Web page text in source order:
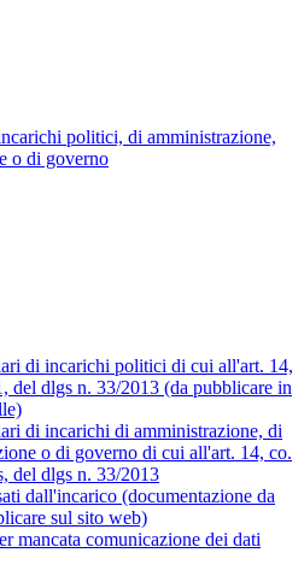
politici, di amministrazione,
o di governo
di incarichi politici di cui all'art. 14,
del dlgs n. 33/2013 (da pubblicare in
di incarichi di amministrazione, di
o di governo di cui all'art. 14, co.
del dlgs n. 33/2013
dall'incarico (documentazione da
sul sito web)
mancata comunicazione dei dati